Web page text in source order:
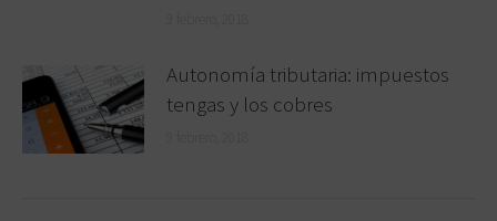
Autonomía tributaria: impuestos
tengas y los cobres